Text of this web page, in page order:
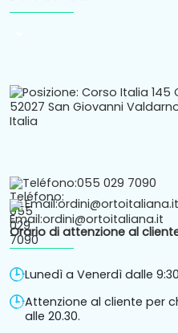
Teléfono:055 029 7090
Email:ordini@ortoitaliana.it
Orario di attenzione al
Lunedì a Venerdì dalle
Attenzione al cliente per
alle 20.30.